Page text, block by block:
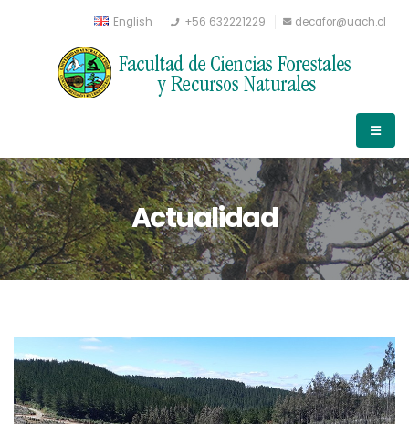
English +56 632221229 decafor@uach.cl
Actualidad